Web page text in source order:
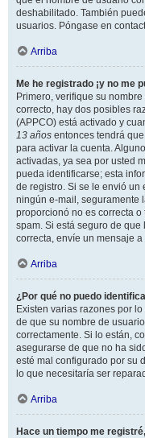
deshabilitado. También
usuarios. Póngase en
Arriba
Me he registrado ¡y no me
Primero, verifique su
correcto, hay dos posibles
(APPCO) está activado y
13 años entonces tendrá
para activar la cuenta.
activadas, ya sea por usted
pueda identificarse; esta
de registro. Si se le envió un
ningún e-mail, seguramente
proporcionó no es correcta
spam. Si está seguro de
correcta, envíe un mensaje
Arriba
¿Por qué no puedo
Existen varias razones por
de que su nombre de
correctamente. Si lo están,
asegurarse de que no ha
esté mal configurado por su
lo que necesitaría ser
Arriba
Hace un tiempo me